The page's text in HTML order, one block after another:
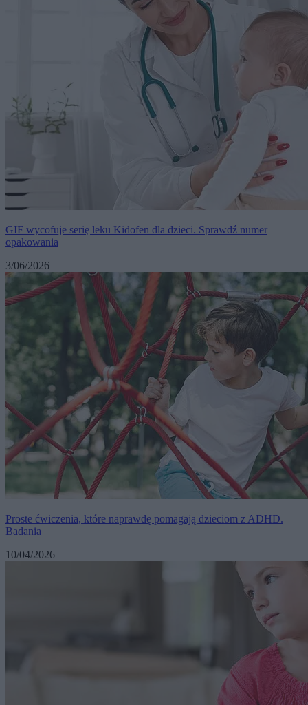
GIF wycofuje serię leku Kidofen dla dzieci. Sprawdź numer
opakowania
3/06/2026
Proste ćwiczenia, które naprawdę pomagają dzieciom z ADHD.
Badania
10/04/2026